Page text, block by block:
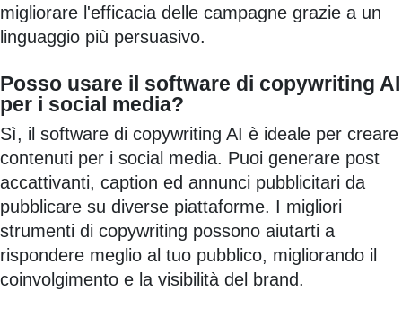
migliorare l'efficacia delle campagne grazie a un
linguaggio più persuasivo.
Posso usare il software di copywriting AI
per i social media?
Sì, il software di copywriting AI è ideale per creare
contenuti per i social media. Puoi generare post
accattivanti, caption ed annunci pubblicitari da
pubblicare su diverse piattaforme. I migliori
strumenti di copywriting possono aiutarti a
rispondere meglio al tuo pubblico, migliorando il
coinvolgimento e la visibilità del brand.